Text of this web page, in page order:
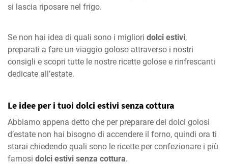
si lascia riposare nel frigo.
Se non hai idea di quali sono i migliori dolci estivi,
preparati a fare un viaggio goloso attraverso i nostri
consigli e scopri tutte le nostre ricette golose e rinfrescanti
dedicate all’estate.
Le idee per i tuoi dolci estivi senza cottura
Abbiamo appena detto che per preparare dei dolci golosi
d’estate non hai bisogno di accendere il forno, quindi ora ti
starai chiedendo quali sono le ricette per confezionare i più
famosi dolci estivi senza cottura.